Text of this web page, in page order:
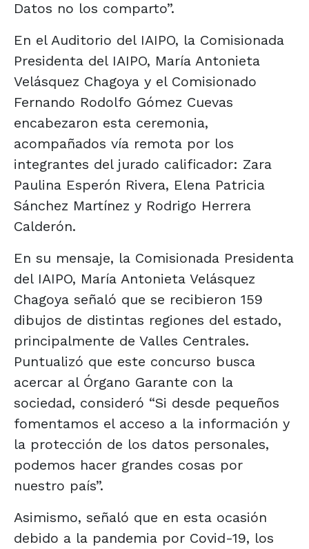
Datos no los comparto”.
En el Auditorio del IAIPO, la Comisionada
Presidenta del IAIPO, María Antonieta
Velásquez Chagoya y el Comisionado
Fernando Rodolfo Gómez Cuevas
encabezaron esta ceremonia,
acompañados vía remota por los
integrantes del jurado calificador: Zara
Paulina Esperón Rivera, Elena Patricia
Sánchez Martínez y Rodrigo Herrera
Calderón.
En su mensaje, la Comisionada Presidenta
del IAIPO, María Antonieta Velásquez
Chagoya señaló que se recibieron 159
dibujos de distintas regiones del estado,
principalmente de Valles Centrales.
Puntualizó que este concurso busca
acercar al Órgano Garante con la
sociedad, consideró “Si desde pequeños
fomentamos el acceso a la información y
la protección de los datos personales,
podemos hacer grandes cosas por
nuestro país”.
Asimismo, señaló que en esta ocasión
debido a la pandemia por Covid-19, los